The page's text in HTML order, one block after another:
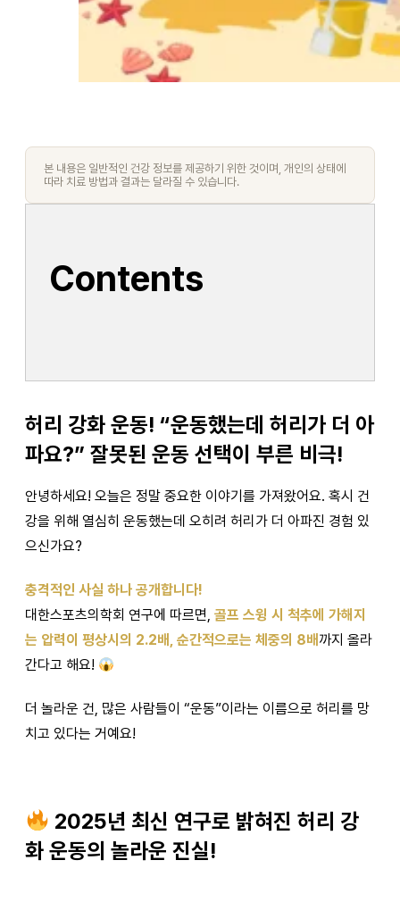
허리 강화 운동! “운동했는데 허리가 더 아
파요?” 잘못된 운동 선택이 부른 비극!
안녕하세요! 오늘은 정말 중요한 이야기를 가져왔어요. 혹시 건
강을 위해 열심히 운동했는데 오히려 허리가 더 아파진 경험 있
으신가요?
충격적인 사실 하나 공개합니다!
대한스포츠의학회 연구에 따르면, 골프 스윙 시 척추에 가해지
는 압력이 평상시의 2.2배, 순간적으로는 체중의 8배 까지 올라
간다고 해요!
더 놀라운 건, 많은 사람들이 “운동”이라는 이름으로 허리를 망
치고 있다는 거예요!
2025년 최신 연구로 밝혀진 허리 강
화 운동의 놀라운 진실!
본 내용은 일반적인 건강 정보를 제공하기 위한 것이며, 개인의 상태에
따라 치료 방법과 결과는 달라질 수 있습니다.
Contents